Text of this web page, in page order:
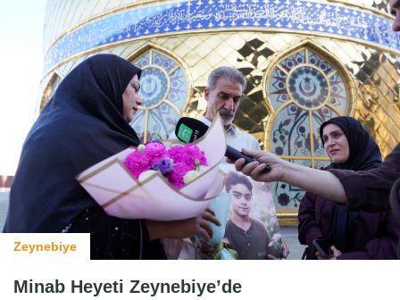
Zeynebiye
Minab Heyeti Zeynebiye’de